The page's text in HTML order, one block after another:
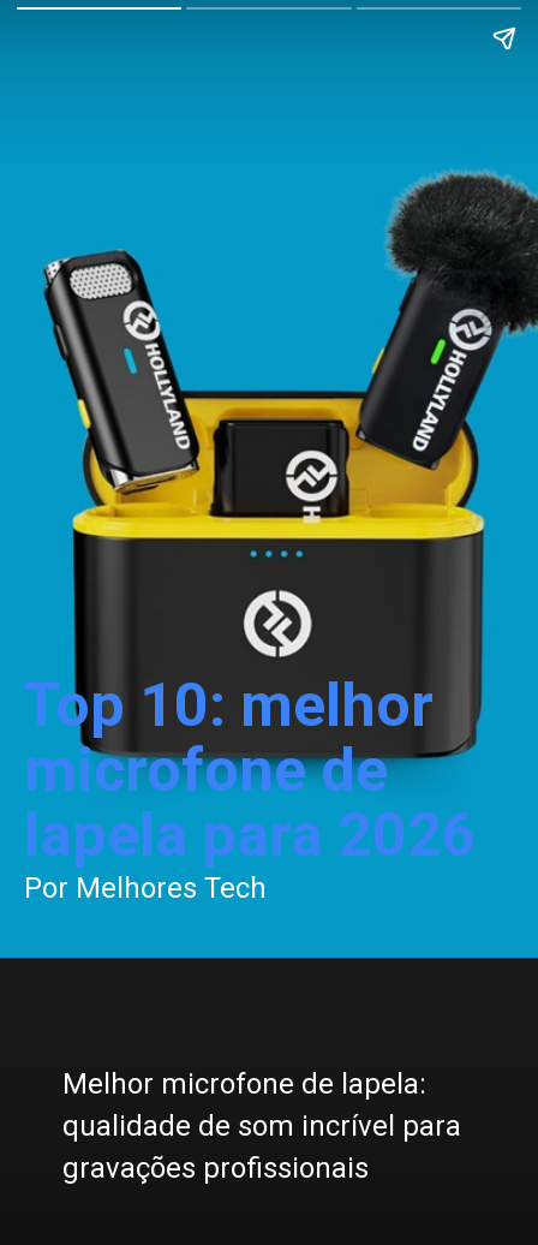
Top 10: melhor
microfone de
lapela para 2026
Por Melhores Tech
Melhor microfone de lapela:
qualidade de som incrível para
gravações profissionais